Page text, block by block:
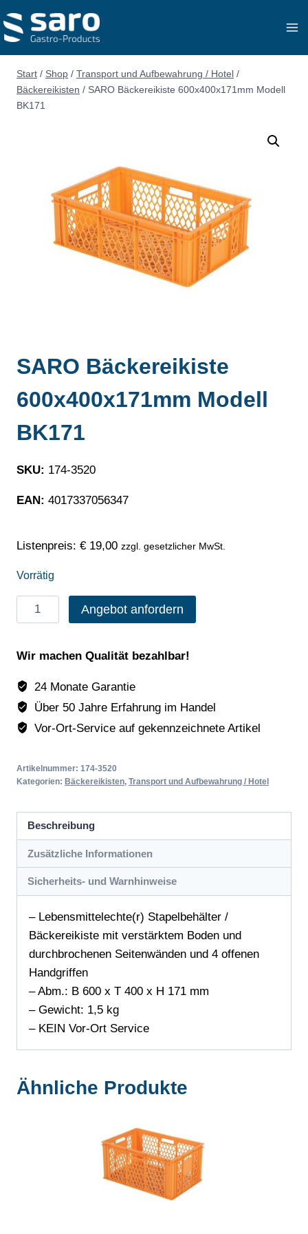
Inhalt
springen
Start / Shop / Transport und Aufbewahrung / Hotel /
Bäckereikisten / SARO Bäckereikiste 600x400x171mm Modell
BK171
SARO Bäckereikiste
600x400x171mm Modell
BK171
SKU: 174-3520
EAN: 4017337056347
Listenpreis: € 19,00 zzgl. gesetzlicher MwSt.
Vorrätig
SARO
Bäckereikiste
Modell
BK171
Angebot anfordern
Wir machen Qualität bezahlbar!
24 Monate Garantie
Über 50 Jahre Erfahrung im Handel
Vor-Ort-Service auf gekennzeichnete Artikel
Artikelnummer: 174-3520
Kategorien: Bäckereikisten, Transport und Aufbewahrung / Hotel
Beschreibung
Zusätzliche Informationen
Sicherheits- und Warnhinweise
– Lebensmittelechte(r) Stapelbehälter /
Bäckereikiste mit verstärktem Boden und
durchbrochenen Seitenwänden und 4 offenen
Handgriffen
– Abm.: B 600 x T 400 x H 171 mm
– Gewicht: 1,5 kg
– KEIN Vor-Ort Service
Ähnliche Produkte